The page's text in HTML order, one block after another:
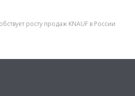
росту продаж KNAUF в России